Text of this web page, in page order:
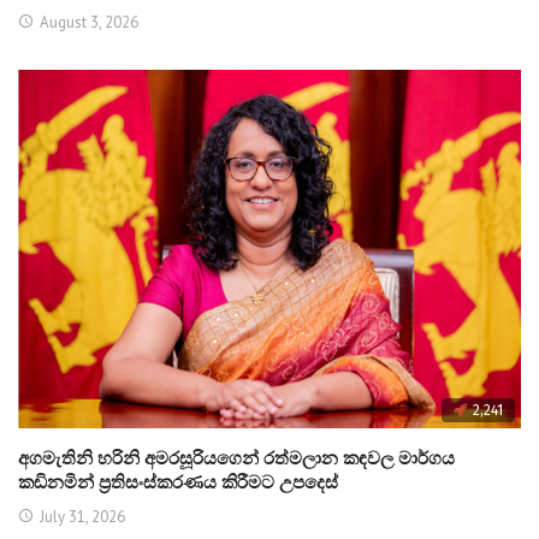
August 3, 2026
2,241
අගමැතිනි හරිනි අමරසූරියගෙන් රත්මලාන කඳවල මාර්ගය
කඩිනමින් ප්‍රතිසංස්කරණය කිරීමට උපදෙස්
July 31, 2026